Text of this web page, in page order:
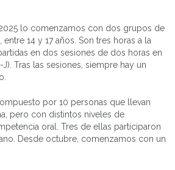
lo comenzamos con dos grupos de
entre 14 y 17 años. Son tres horas a la
en dos sesiones de dos horas en
Tras las sesiones, siempre hay un
por 10 personas que llevan
pero con distintos niveles de
oral. Tres de ellas participaron
Desde octubre, comenzamos con un